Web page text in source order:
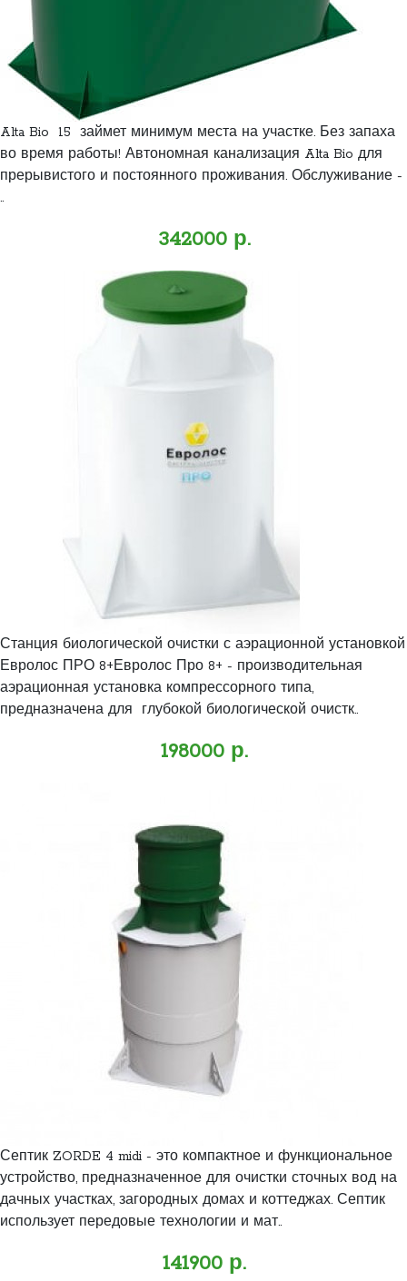
Alta Bio 15 займет минимум места на участке. Без запаха
во время работы! Автономная канализация Alta Bio для
прерывистого и постоянного проживания. Обслуживание -
..
342000 р.
Станция биологической очистки с аэрационной установкой
Евролос ПРО 8+Евролос Про 8+ - производительная
аэрационная установка компрессорного типа,
предназначена для глубокой биологической очистк..
198000 р.
Септик ZORDE 4 midi - это компактное и функциональное
устройство, предназначенное для очистки сточных вод на
дачных участках, загородных домах и коттеджах. Септик
использует передовые технологии и мат..
141900 р.